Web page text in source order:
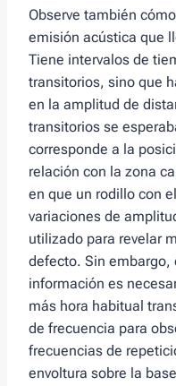
Observe también
emisión acústica que
Tiene intervalos de
transitorios, sino que
en la amplitud de
transitorios se
corresponde a la
relación con la zona
en que un rodillo con
variaciones de
utilizado para revelar
defecto. Sin embargo,
información es
más hora habitual
de frecuencia para
frecuencias de
envoltura sobre la